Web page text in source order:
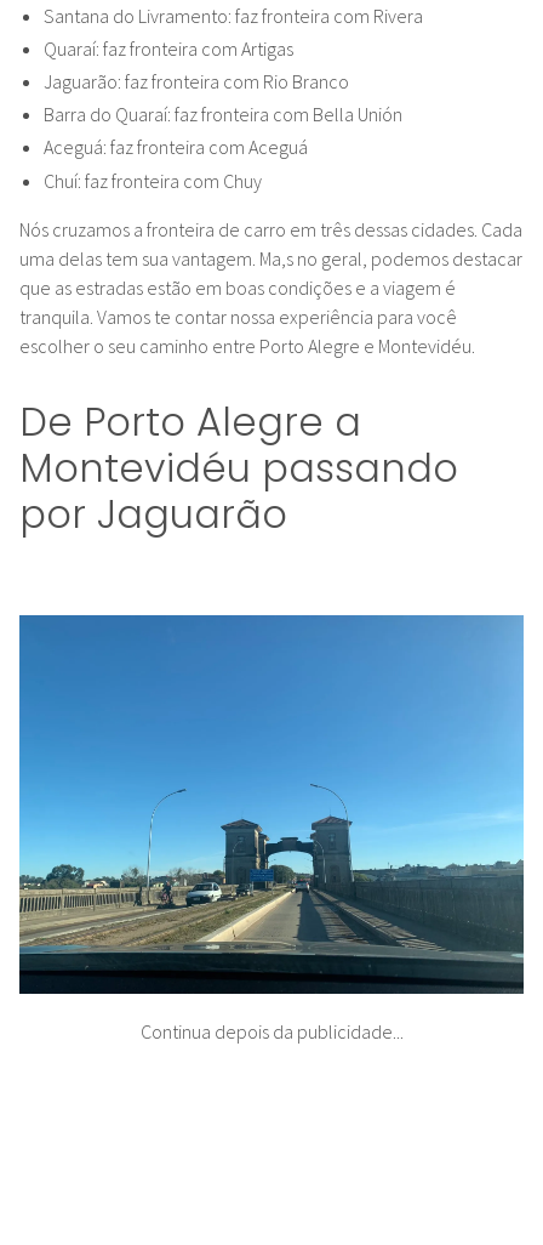
Santana do Livramento: faz fronteira com Rivera
Quaraí: faz fronteira com Artigas
Jaguarão: faz fronteira com Rio Branco
Barra do Quaraí: faz fronteira com Bella Unión
Aceguá: faz fronteira com Aceguá
Chuí: faz fronteira com Chuy
Nós cruzamos a fronteira de carro em três dessas cidades. Cada
uma delas tem sua vantagem. Ma,s no geral, podemos destacar
que as estradas estão em boas condições e a viagem é
tranquila. Vamos te contar nossa experiência para você
escolher o seu caminho entre Porto Alegre e Montevidéu.
De Porto Alegre a
Montevidéu passando
por Jaguarão
Continua depois da publicidade...